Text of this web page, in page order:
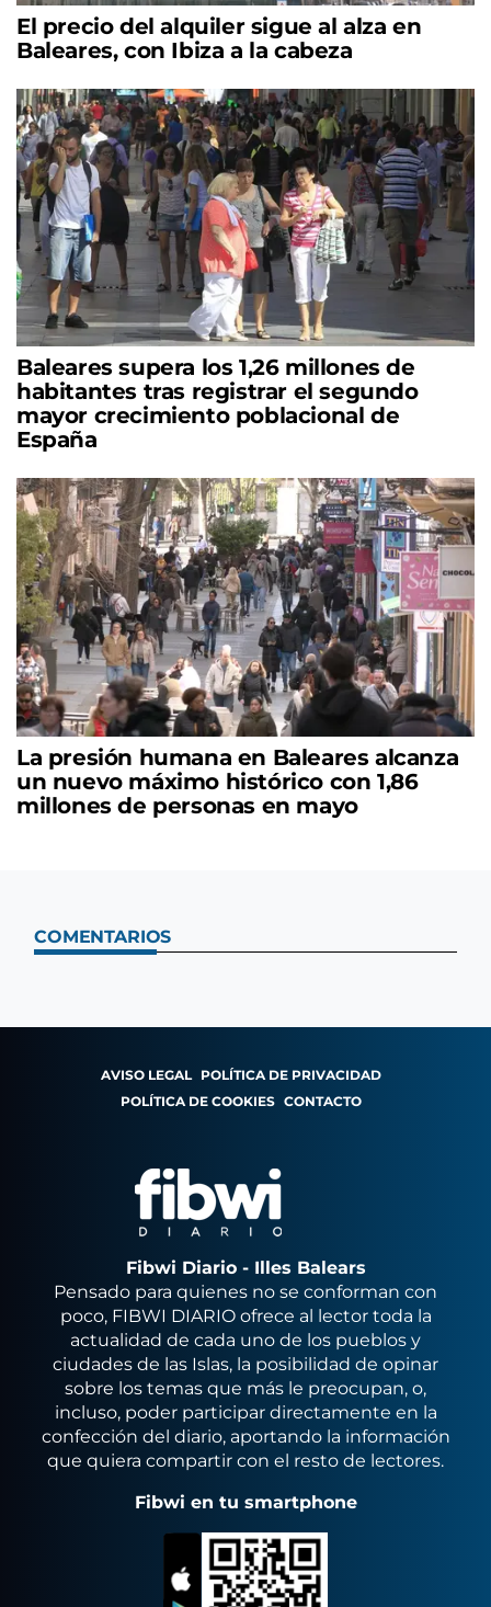
El precio del alquiler sigue al alza en
Baleares, con Ibiza a la cabeza
Baleares supera los 1,26 millones de
habitantes tras registrar el segundo
mayor crecimiento poblacional de
España
La presión humana en Baleares alcanza
un nuevo máximo histórico con 1,86
millones de personas en mayo
COMENTARIOS
AVISO LEGAL POLÍTICA DE PRIVACIDAD
POLÍTICA DE COOKIES CONTACTO
Fibwi Diario - Illes Balears
Pensado para quienes no se conforman con
poco, FIBWI DIARIO ofrece al lector toda la
actualidad de cada uno de los pueblos y
ciudades de las Islas, la posibilidad de opinar
sobre los temas que más le preocupan, o,
incluso, poder participar directamente en la
confección del diario, aportando la información
que quiera compartir con el resto de lectores.
Fibwi en tu smartphone